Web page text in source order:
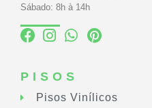
Sábado: 8h à 14h
PISOS
Pisos Vinílicos